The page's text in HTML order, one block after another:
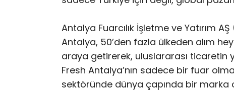
Antalya Fuarcılık İşletme ve Yatırım
Antalya, 50’den fazla ülkeden alım
araya getirerek, uluslararası ticaretin
Fresh Antalya’nın sadece bir fuar
sektöründe dünya çapında bir marka